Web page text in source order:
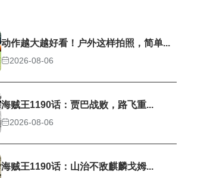
动作越大越好看！户外这样拍照，简单...
2026-08-06
海贼王1190话：贾巴战败，路飞重...
2026-08-06
海贼王1190话：山治不敌麒麟戈姆...